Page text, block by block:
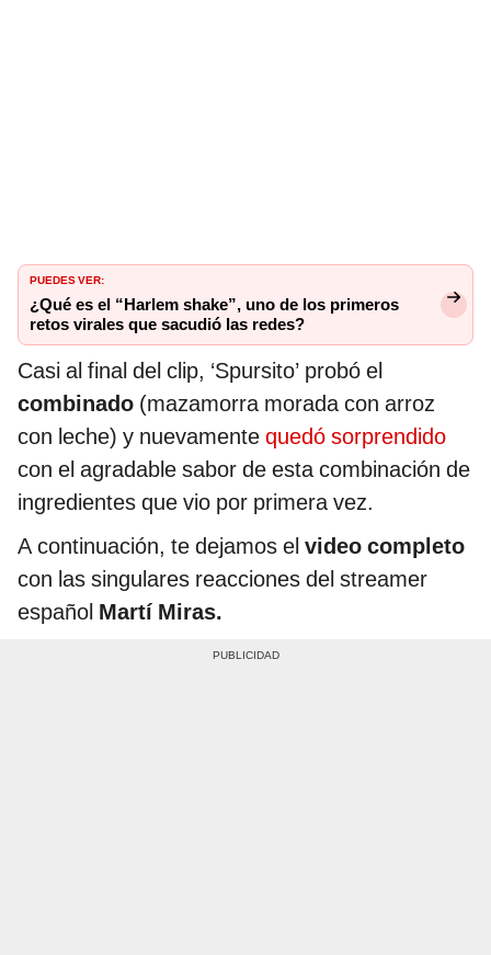
PUEDES VER:
¿Qué es el “Harlem shake”, uno de los primeros
retos virales que sacudió las redes?
Casi al final del clip, ‘Spursito’ probó el
combinado (mazamorra morada con arroz
con leche) y nuevamente quedó sorprendido
con el agradable sabor de esta combinación de
ingredientes que vio por primera vez.
A continuación, te dejamos el video completo
con las singulares reacciones del streamer
español Martí Miras.